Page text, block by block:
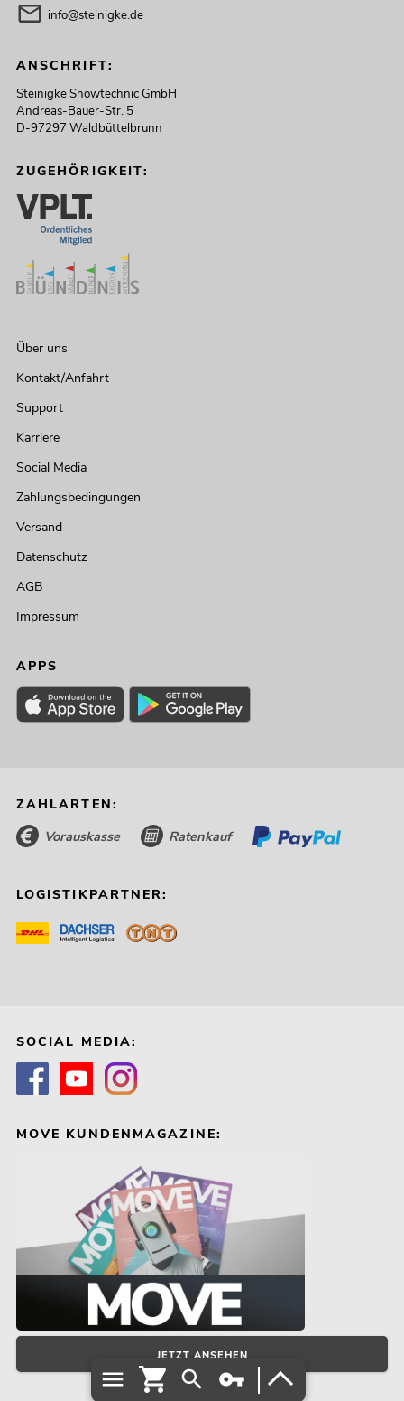
info@steinigke.de
ANSCHRIFT:
Steinigke Showtechnic GmbH
Andreas-Bauer-Str. 5
D-97297 Waldbüttelbrunn
ZUGEHÖRIGKEIT:
Über uns
Kontakt/Anfahrt
Support
Karriere
Social Media
Zahlungsbedingungen
Versand
Datenschutz
AGB
Impressum
APPS
ZAHLARTEN:
Vorauskasse Ratenkauf
LOGISTIKPARTNER:
SOCIAL MEDIA:
MOVE KUNDENMAGAZINE:
JETZT ANSEHEN